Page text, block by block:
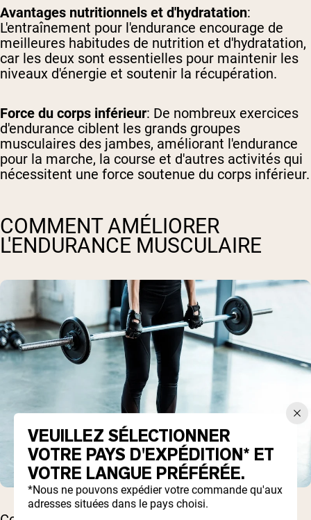
Avantages nutritionnels et d'hydratation:
L'entraînement pour l'endurance encourage de
meilleures habitudes de nutrition et d'hydratation,
car les deux sont essentielles pour maintenir les
niveaux d'énergie et soutenir la récupération.
Force du corps inférieur: De nombreux exercices
d'endurance ciblent les grands groupes
musculaires des jambes, améliorant l'endurance
pour la marche, la course et d'autres activités qui
nécessitent une force soutenue du corps inférieur.
COMMENT AMÉLIORER
L'ENDURANCE MUSCULAIRE
VEUILLEZ SÉLECTIONNER
VOTRE PAYS D'EXPÉDITION* ET
VOTRE LANGUE PRÉFÉRÉE.
*Nous ne pouvons expédier votre commande qu'aux
adresses situées dans le pays choisi.